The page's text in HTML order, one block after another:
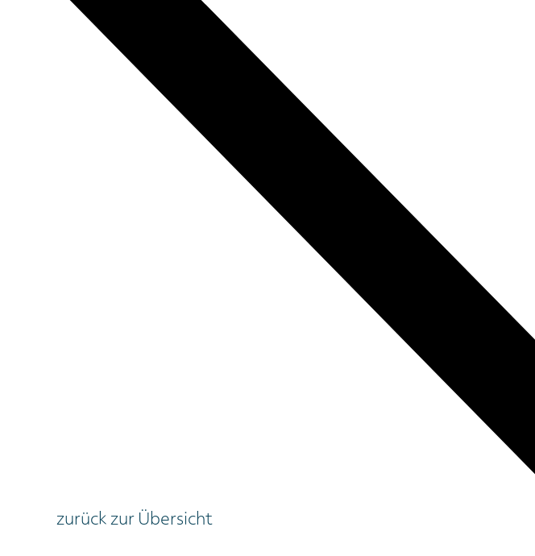
zurück zur Übersicht